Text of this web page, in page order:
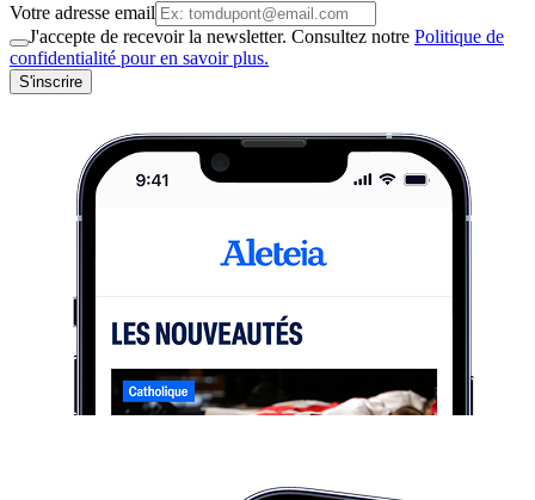
Votre adresse email
J'accepte de recevoir la newsletter. Consultez notre Politique de
confidentialité pour en savoir plus.
S'inscrire